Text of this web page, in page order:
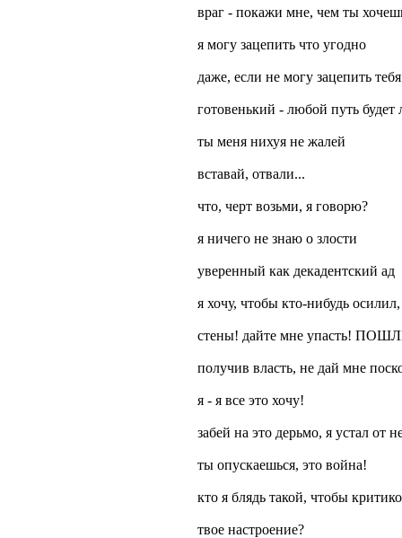
враг - покажи мне, чем ты
я могу зацепить что угодно
даже, если не могу зацепить тебя
готовенький - любой путь будет
ты меня нихуя не жалей
вставай, отвали...
что, черт возьми, я говорю?
я ничего не знаю о злости
уверенный как декадентский ад
я хочу, чтобы кто-нибудь
стены! дайте мне упасть!
получив власть, не дай мне
я - я все это хочу!
забей на это дерьмо, я устал от
ты опускаешься, это война!
кто я блядь такой, чтобы
твое настроение?